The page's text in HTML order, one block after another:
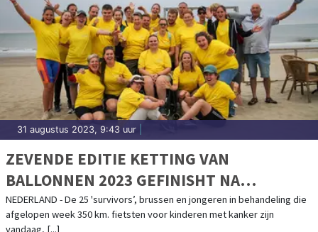
31 augustus 2023, 9:43 uur
ZEVENDE EDITIE KETTING VAN
BALLONNEN 2023 GEFINISHT NA
FIETSTOCHT VAN 350 KILOMETER DOOR
NEDERLAND
NEDERLAND - De 25 'survivors’, brussen en jongeren in behandeling die
afgelopen week 350 km. fietsten voor kinderen met kanker zijn
vandaag, [...]